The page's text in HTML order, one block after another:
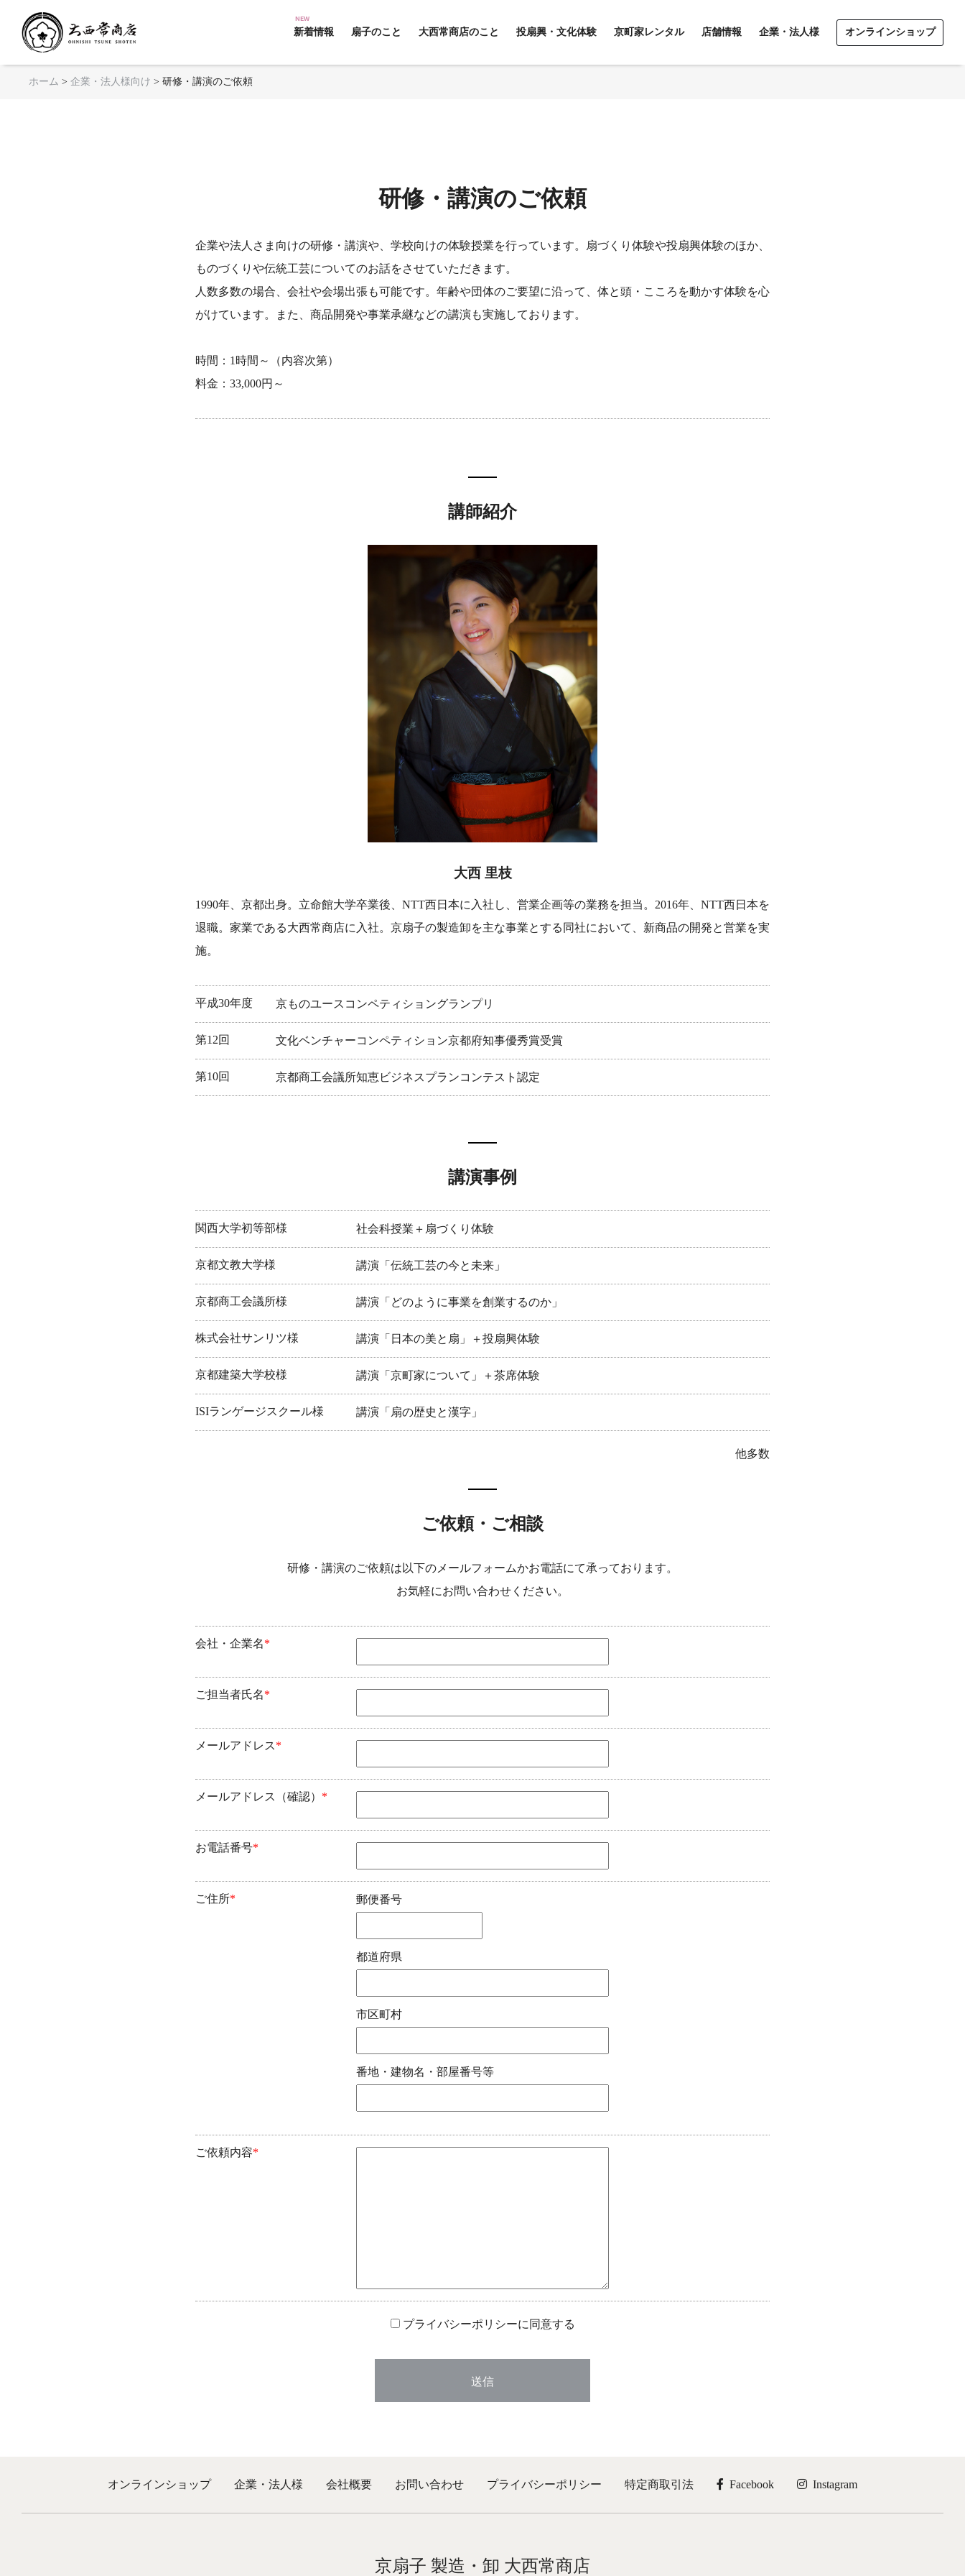
NEW
新着情報 扇子のこと 大西常商店のこと 投扇興・文化体験 京町家レンタル 店舗情報 企業・法人様 オンラインショップ
ホーム > 企業・法人様向け > 研修・講演のご依頼
研修・講演のご依頼
企業や法人さま向けの研修・講演や、学校向けの体験授業を行っています。扇づくり体験や投扇興体験のほか、
ものづくりや伝統工芸についてのお話をさせていただきます。
人数多数の場合、会社や会場出張も可能です。年齢や団体のご要望に沿って、体と頭・こころを動かす体験を心
がけています。また、商品開発や事業承継などの講演も実施しております。
時間：1時間～（内容次第）
料金：33,000円～
講師紹介
大西 里枝
1990年、京都出身。立命館大学卒業後、NTT西日本に入社し、営業企画等の業務を担当。2016年、NTT西日本を
退職。家業である大西常商店に入社。京扇子の製造卸を主な事業とする同社において、新商品の開発と営業を実
施。
平成30年度 京ものユースコンペティショングランプリ
第12回 文化ベンチャーコンペティション京都府知事優秀賞受賞
第10回 京都商工会議所知恵ビジネスプランコンテスト認定
講演事例
関西大学初等部様 社会科授業＋扇づくり体験
京都文教大学様 講演「伝統工芸の今と未来」
京都商工会議所様 講演「どのように事業を創業するのか」
株式会社サンリツ様 講演「日本の美と扇」＋投扇興体験
京都建築大学校様 講演「京町家について」＋茶席体験
ISIランゲージスクール様 講演「扇の歴史と漢字」
他多数
ご依頼・ご相談
研修・講演のご依頼は以下のメールフォームかお電話にて承っております。
お気軽にお問い合わせください。
会社・企業名*
ご担当者氏名*
メールアドレス*
メールアドレス（確認） *
お電話番号*
ご住所* 郵便番号
都道府県
市区町村
番地・建物名・部屋番号等
ご依頼内容*
プライバシーポリシーに同意する
オンラインショップ 企業・法人様 会社概要 お問い合わせ プライバシーポリシー 特定商取引法 Facebook Instagram
京扇子 製造・卸 大西常商店